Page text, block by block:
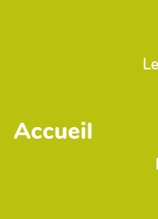
Aller au contenu
Accueil